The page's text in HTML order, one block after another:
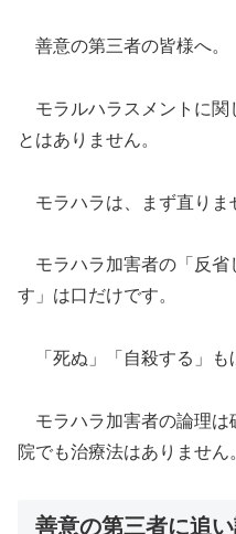
善意の第三者の皆様へ。
モラルハラスメントに関
とはありません。
モラハラは、まず直りま
モラハラ加害者の「反省
す」は口だけです。
「死ぬ」「自殺する」も
モラハラ加害者の論理は
院でも治療法はありません
善意の第三者に追